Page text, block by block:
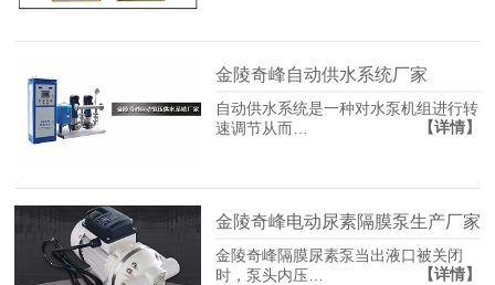
金陵奇峰自动供水系统厂家
自动供水系统是一种对水泵机组进行转
速调节从而…
【详情】
金陵奇峰电动尿素隔膜泵生产厂家
金陵奇峰隔膜尿素泵当出液口被关闭
时，泵头内压…
【详情】